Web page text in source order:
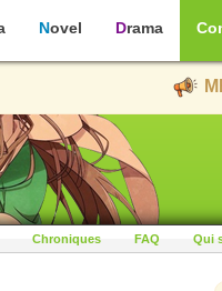
Novel Drama
Chroniques FAQ Qui